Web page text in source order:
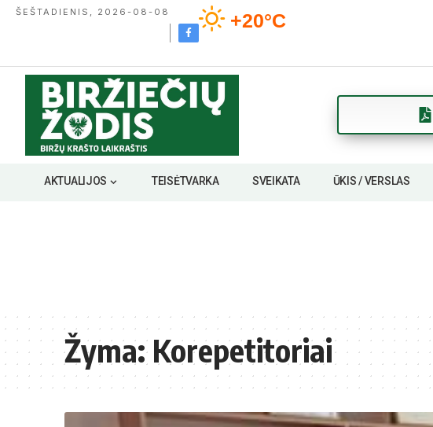
ŠEŠTADIENIS, 2026-08-08 +20°C
AKTUALIJOS TEISĖTVARKA SVEIKATA ŪKIS / VERSLAS
Žyma:Korepetitoriai